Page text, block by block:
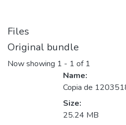
Files
Original bundle
Now showing 1 - 1 of 1
Name:
Copia de
Size:
25.24 MB